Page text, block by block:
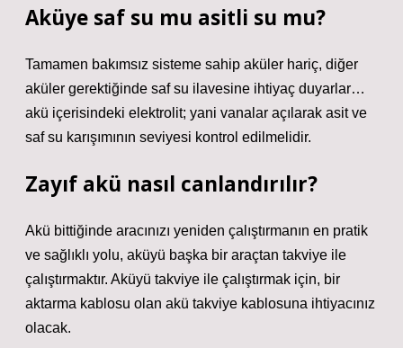
Aküye saf su mu asitli su mu?
Tamamen bakımsız sisteme sahip aküler hariç, diğer
aküler gerektiğinde saf su ilavesine ihtiyaç duyarlar…
akü içerisindeki elektrolit; yani vanalar açılarak asit ve
saf su karışımının seviyesi kontrol edilmelidir.
Zayıf akü nasıl canlandırılır?
Akü bittiğinde aracınızı yeniden çalıştırmanın en pratik
ve sağlıklı yolu, aküyü başka bir araçtan takviye ile
çalıştırmaktır. Aküyü takviye ile çalıştırmak için, bir
aktarma kablosu olan akü takviye kablosuna ihtiyacınız
olacak.